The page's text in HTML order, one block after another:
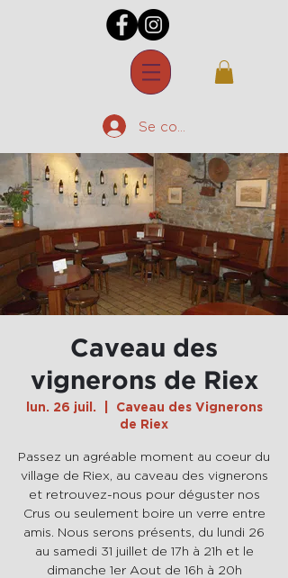
Se connecter
Caveau des
vignerons de Riex
lun. 26 juil.
Caveau des Vignerons
de Riex
Passez un agréable moment au coeur du
village de Riex, au caveau des vignerons
et retrouvez-nous pour déguster nos
Crus ou seulement boire un verre entre
amis. Nous serons présents, du lundi 26
au samedi 31 juillet de 17h à 21h et le
dimanche 1er Aout de 16h à 20h